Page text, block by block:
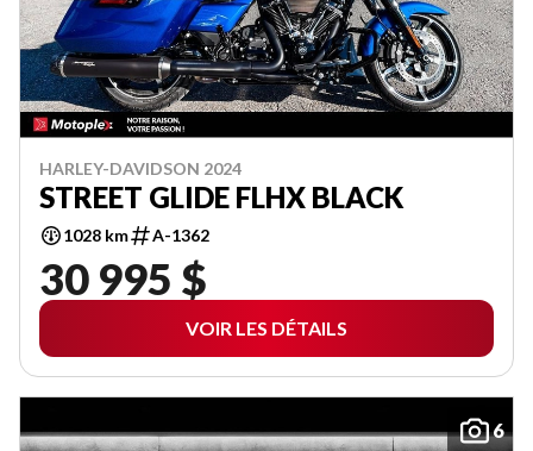
HARLEY-DAVIDSON 2024
STREET GLIDE FLHX BLACK
1028 km A-1362
30 995 $
VOIR LES DÉTAILS
6